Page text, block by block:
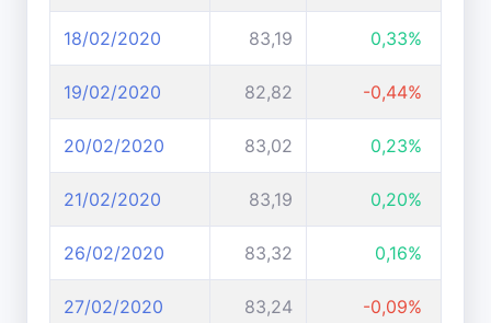
18/02/2020 83,19 0,33%
19/02/2020 82,82 -0,44%
20/02/2020 83,02 0,23%
21/02/2020 83,19 0,20%
26/02/2020 83,32 0,16%
27/02/2020 83,24 -0,09%